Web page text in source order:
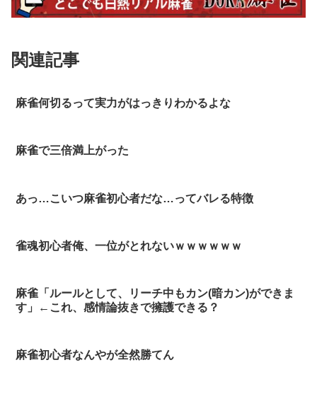
関連記事
麻雀何切るって実力がはっきりわかるよな
麻雀で三倍満上がった
あっ…こいつ麻雀初心者だな…ってバレる特徴
雀魂初心者俺、一位がとれないｗｗｗｗｗｗ
麻雀「ルールとして、リーチ中もカン(暗カン)ができま
す」←これ、感情論抜きで擁護できる？
麻雀初心者なんやが全然勝てん